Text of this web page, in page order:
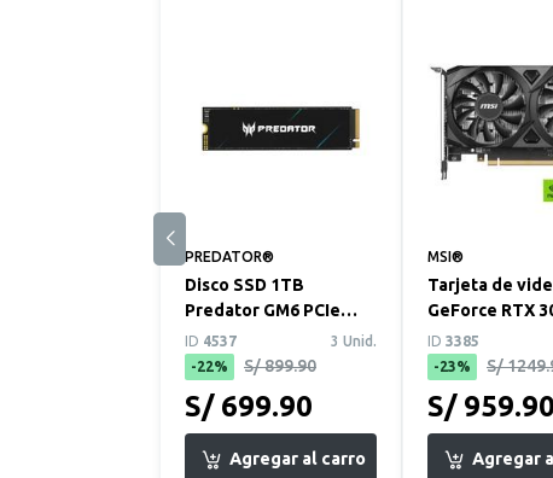
PREDATOR®
Disco SSD 1TB
Predator GM6 PCIe
Gen4
ID 4537
3 Unid.
-22%
S/ 899.90
S/ 699.90
MSI®
Tarjeta de
GeForce RTX
MSI Ventus 2X
ID 3385
-23%
S/
S/ 959.90